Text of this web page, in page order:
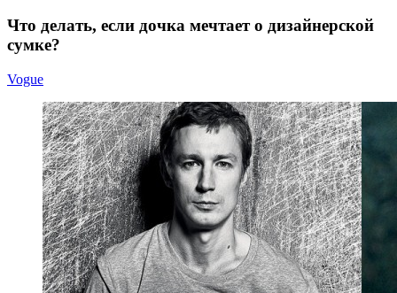
Что де­лать, если доч­ка меч­та­ет о ди­зай­нер­ской
сумке?
Vogue